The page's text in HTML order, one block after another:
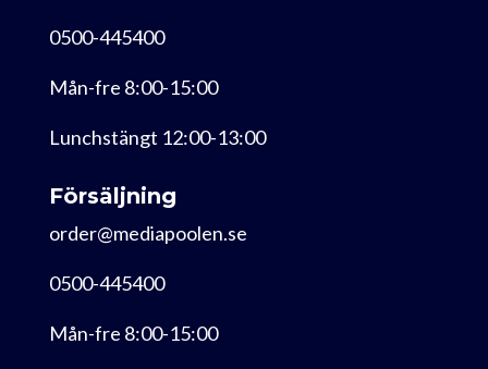
0500-445400
Mån-fre 8:00-15:00
Lunchstängt 12:00-13:00
Försäljning
order@mediapoolen.se
0500-445400
Mån-fre 8:00-15:00